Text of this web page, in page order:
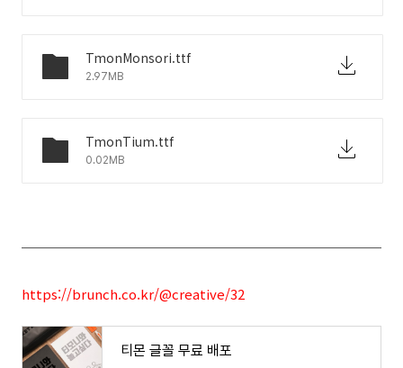
TmonMonsori.ttf
2.97MB
TmonTium.ttf
0.02MB
https://brunch.co.kr/@creative/32
티몬 글꼴 무료 배포